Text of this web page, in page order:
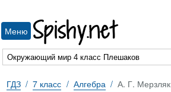
Меню Spishy.net
ГДЗ 7 класс Алгебра А. Г. Мерзляк